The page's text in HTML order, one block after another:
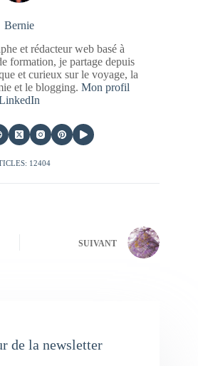
Bernie
et rédacteur web basé à
formation, je partage depuis
et curieux sur le voyage, la
et le blogging. Mon profil
12404
SUIVANT
de la newsletter